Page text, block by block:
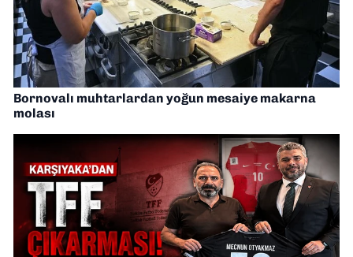
Bornovalı muhtarlardan yoğun mesaiye makarna
molası